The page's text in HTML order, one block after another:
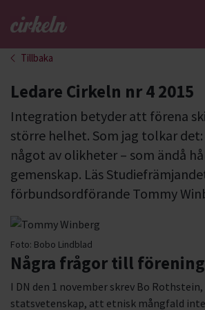
Gå till studiefrämjandets startsida
Tillbaka
Ledare Cirkeln nr 4 2015
Integration betyder att förena
större helhet. Som jag tolkar
något av olikheter – som ändå
gemenskap. Läs
förbundsordförande Tommy
Foto: Bobo Lindblad
Några frågor till
I DN den 1 november skrev Bo
statsvetenskap, att etnisk mångfald